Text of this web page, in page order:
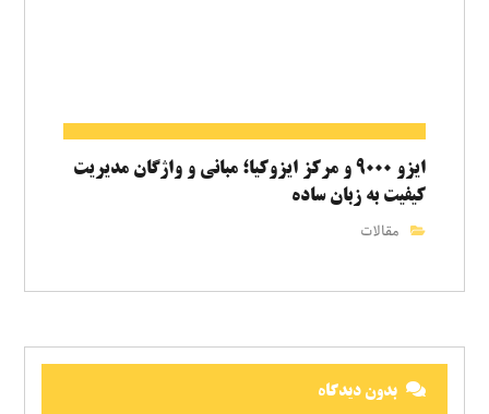
ایزو ۹۰۰۰ و مرکز ایزوکیا؛ مبانی و واژگان مدیریت
کیفیت به زبان ساده
مقالات
بدون دیدگاه